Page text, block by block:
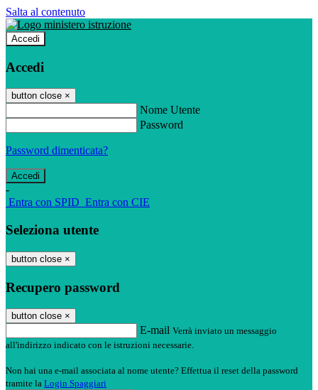
Salta al contenuto
Accedi
Accedi
button close ×
Nome Utente
Password
Password dimenticata?
-
Entra con SPID Entra con CIE
Seleziona utente
button close ×
Recupero password
button close ×
E-mail Verrà inviato un messaggio
all'indirizzo indicato con le istruzioni necessarie.
Non hai una e-mail associata al nome utente? Effettua il reset della password
tramite la Login Spaggiari